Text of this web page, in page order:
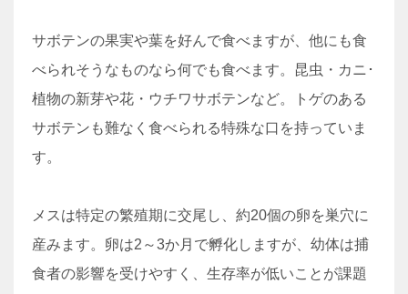
サボテンの果実や葉を好んで食べますが、他にも食
べられそうなものなら何でも食べます。昆虫・カニ･
植物の新芽や花・ウチワサボテンなど。トゲのある
サボテンも難なく食べられる特殊な口を持っていま
す。
メスは特定の繁殖期に交尾し、約20個の卵を巣穴に
産みます。卵は2～3か月で孵化しますが、幼体は捕
食者の影響を受けやすく、生存率が低いことが課題